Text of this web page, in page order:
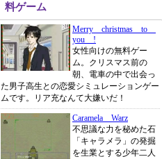
料ゲーム
Merry christmas to
you !
女性向けの無料ゲー
ム。クリスマス前の
朝、電車の中で出会っ
た男子高生との恋愛シミュレーションゲー
ムです。リア充なんて大嫌いだ！
Caramela Warz
不思議な力を秘めた石
「キャラメラ」の発掘
を生業とする少年二人